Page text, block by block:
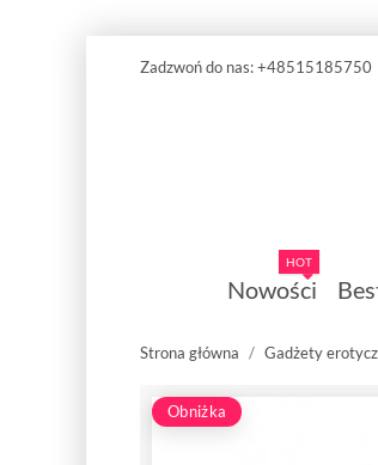
Zadzwoń do nas:+48515185750
Nowości
HOT
Strona główna Gadżety
Obniżka